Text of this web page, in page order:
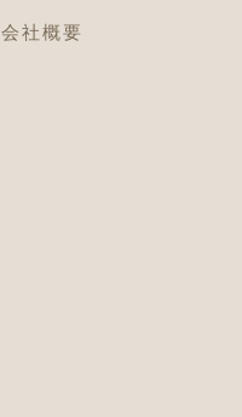
会社概要